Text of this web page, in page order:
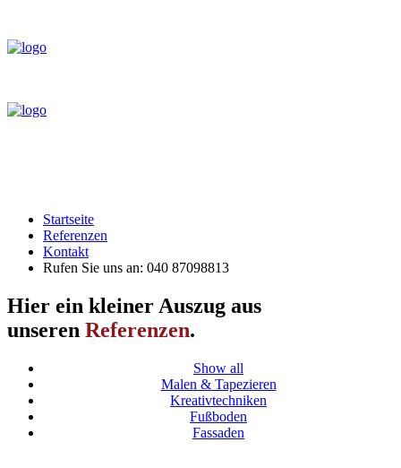
Startseite
Referenzen
Kontakt
Rufen Sie uns an: 040 87098813
Hier ein kleiner Auszug aus
unseren Referenzen.
Show all
Malen & Tapezieren
Kreativtechniken
Fußboden
Fassaden